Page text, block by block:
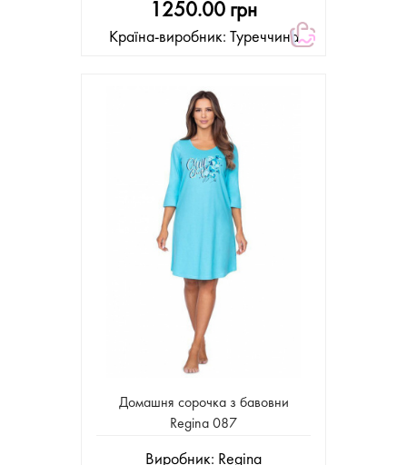
1250.00 грн
Країна-виробник: Туреччина
Домашня сорочка з бавовни
Regina 087
Виробник: Regina